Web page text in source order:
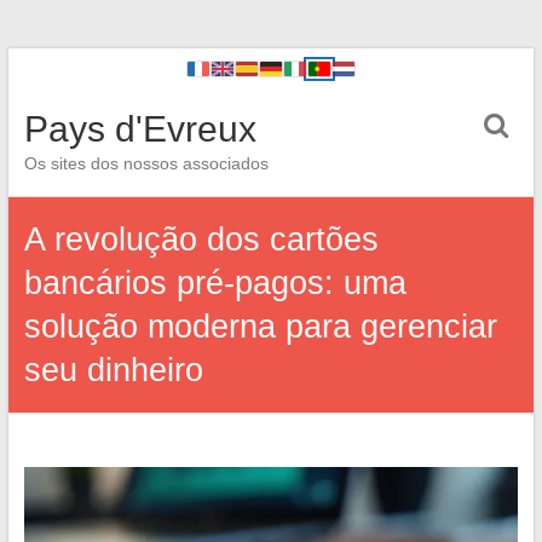
Pays d'Evreux
Os sites dos nossos associados
A revolução dos cartões
bancários pré-pagos: uma
solução moderna para gerenciar
seu dinheiro